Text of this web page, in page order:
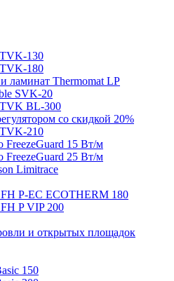
130
180
ламинат Thermomat LP
SVK-20
TVK BL-300
со скидкой 20%
210
FreezeGuard 15 Вт/м
FreezeGuard 25 Вт/м
Limitrace
P-EC ECOTHERM 180
P VIP 200
и открытых площадок
150